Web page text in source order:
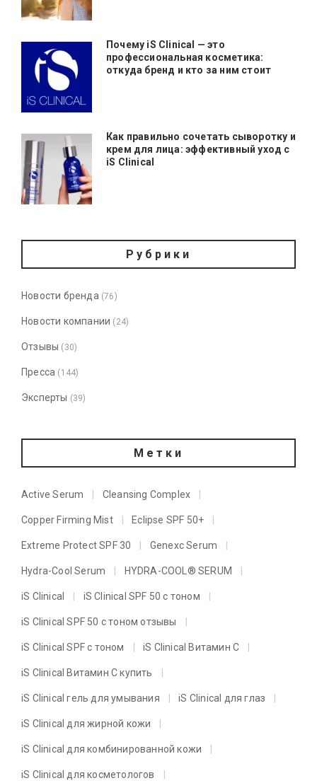
Почему iS Clinical — это
профессиональная косметика:
откуда бренд и кто за ним стоит
Как правильно сочетать сыворотку и
крем для лица: эффективный уход с
iS Clinical
Рубрики
Новости бренда (76)
Новости компании (24)
Отзывы (30)
Пресса (144)
Эксперты (39)
Метки
Active Serum Cleansing Complex
Copper Firming Mist Eclipse SPF 50+
Extreme Protect SPF 30 Genexc Serum
Hydra-Cool Serum HYDRA-COOL® SERUM
iS Clinical iS Clinical SPF 50 с тоном
iS Clinical SPF 50 с тоном отзывы
iS Clinical SPF с тоном iS Clinical Витамин C
iS Clinical Витамин C купить
iS Clinical гель для умывания iS Clinical для глаз
iS Clinical для жирной кожи
iS Clinical для комбинированной кожи
iS Clinical для косметологов